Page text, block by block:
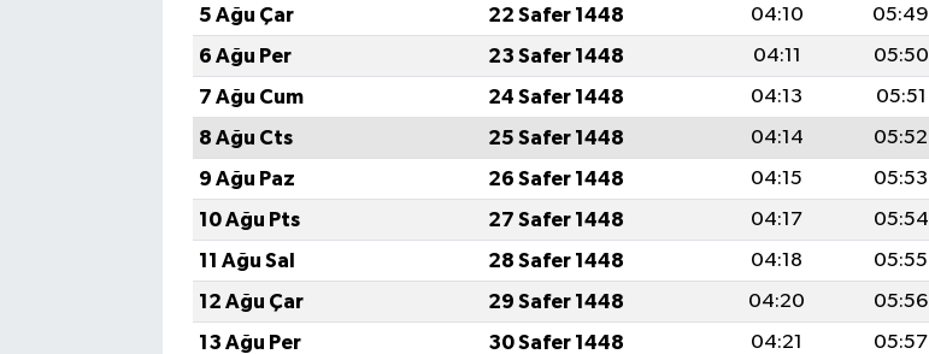
5 Ağu Çar
22 Safer 1448 04:10 05:49
6 Ağu Per
23 Safer 1448 04:11 05:50
7 Ağu Cum
24 Safer 1448 04:13 05:51
8 Ağu Cts
25 Safer 1448 04:14 05:52
9 Ağu Paz
26 Safer 1448 04:15 05:53
10 Ağu Pts
27 Safer 1448 04:17 05:54
11 Ağu Sal
28 Safer 1448 04:18 05:55
12 Ağu Çar
29 Safer 1448 04:20 05:56
13 Ağu Per
30 Safer 1448 04:21 05:57